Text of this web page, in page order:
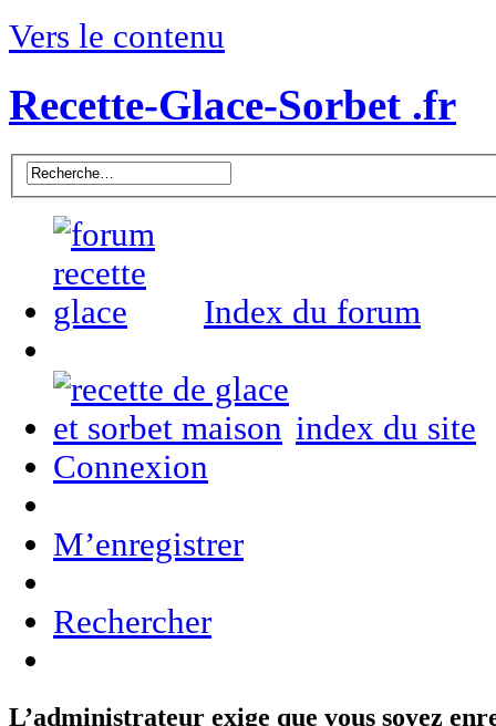
Vers le contenu
Recette-Glace-Sorbet .fr
Index du forum
index du site
Connexion
M’enregistrer
Rechercher
L’administrateur exige que vous soyez